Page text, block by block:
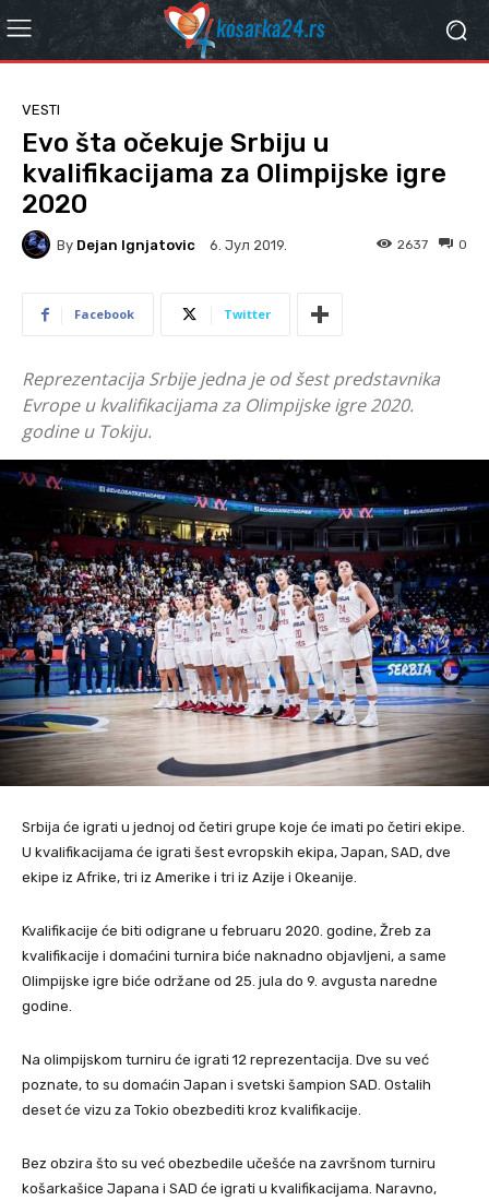
VESTI
Evo šta očekuje Srbiju u
kvalifikacijama za Olimpijske igre
2020
By Dejan Ignjatovic 6. Јул 2019. 0
2637
Facebook Twitter
Reprezentacija Srbije jedna je od šest predstavnika
Evrope u kvalifikacijama za Olimpijske igre 2020.
godine u Tokiju.
Srbija će igrati u jednoj od četiri grupe koje će imati po četiri ekipe.
U kvalifikacijama će igrati šest evropskih ekipa, Japan, SAD, dve
ekipe iz Afrike, tri iz Amerike i tri iz Azije i Okeanije.
Kvalifikacije će biti odigrane u februaru 2020. godine, Žreb za
kvalifikacije i domaćini turnira biće naknadno objavljeni, a same
Olimpijske igre biće održane od 25. jula do 9. avgusta naredne
godine.
Na olimpijskom turniru će igrati 12 reprezentacija. Dve su već
poznate, to su domaćin Japan i svetski šampion SAD. Ostalih
deset će vizu za Tokio obezbediti kroz kvalifikacije.
Bez obzira što su već obezbedile učešće na završnom turniru
košarkašice Japana i SAD će igrati u kvalifikacijama. Naravno,